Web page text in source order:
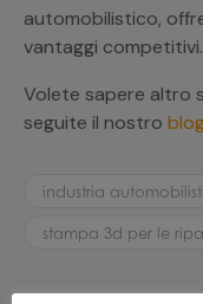
automobilistico,
vantaggi competitivi.
Volete sapere altro
seguite il nostro
industria
stampa 3d per le